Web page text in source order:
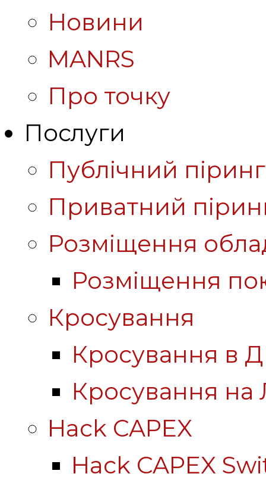
Новини
MANRS
Про точку
Послуги
Публічний піринг
Приватний
Розміщення
Розміщення
Кросування
Кросування в
Кросування на
Hack CAPEX
Hack CAPEX